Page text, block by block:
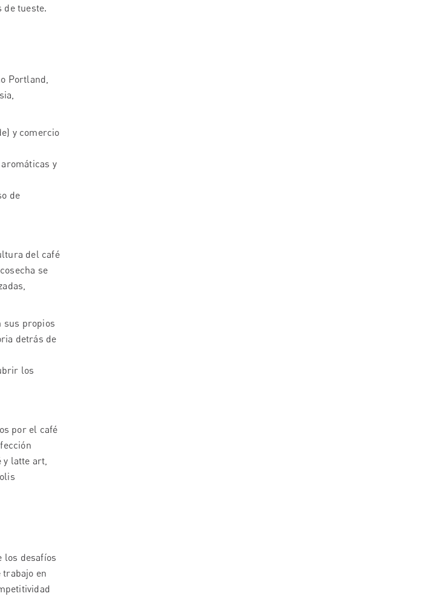
de tueste.
Portland,
y comercio
y
de
del café
se
sus propios
detrás de
los
por el café
y latte art,
los desafíos
en